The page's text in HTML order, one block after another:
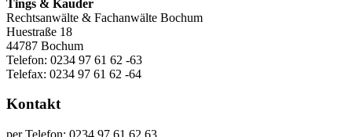
Tings & Kauder
Rechtsanwälte & Fachanwälte Bochum
Huestraße 18
44787 Bochum
Telefon: 0234 97 61 62 -63
Telefax: 0234 97 61 62 -64
Kontakt
per Telefon: 0234 97 61 62 63